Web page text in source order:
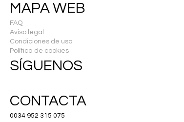
MAPA WEB
FAQ
Aviso legal
Condiciones de uso
Política de cookies
SÍGUENOS
CONTACTA
0034 952 315 075